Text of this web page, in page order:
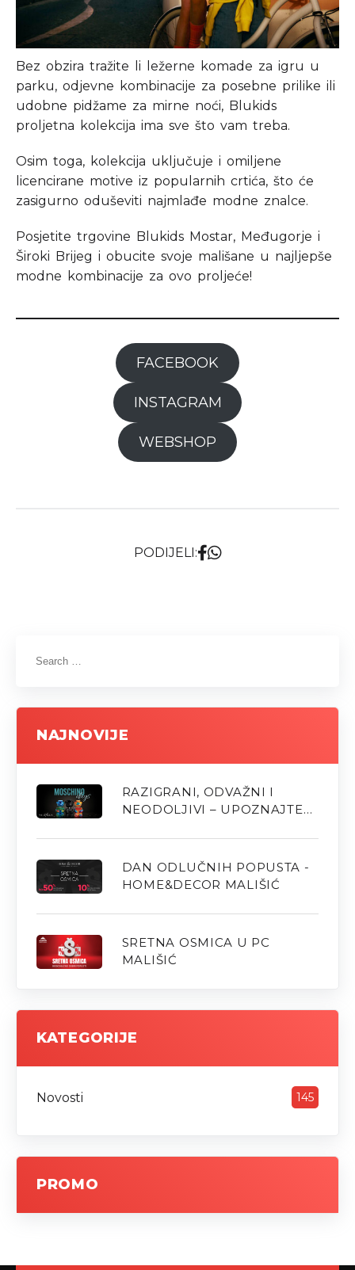
Bez obzira tražite li ležerne komade za igru u
parku, odjevne kombinacije za posebne prilike ili
udobne pidžame za mirne noći, Blukids
proljetna kolekcija ima sve što vam treba.
Osim toga, kolekcija uključuje i omiljene
licencirane motive iz popularnih crtića, što će
zasigurno oduševiti najmlađe modne znalce.
Posjetite trgovine Blukids Mostar, Međugorje i
Široki Brijeg i obucite svoje mališane u najljepše
modne kombinacije za ovo proljeće!
FACEBOOK
INSTAGRAM
WEBSHOP
PODIJELI:
NAJNOVIJE
RAZIGRANI, ODVAŽNI I
NEODOLJIVI – UPOZNAJTE
DAN ODLUČNIH POPUSTA -
HOME&DECOR MALIŠIĆ
SRETNA OSMICA U PC
MALIŠIĆ
KATEGORIJE
Novosti 145
PROMO